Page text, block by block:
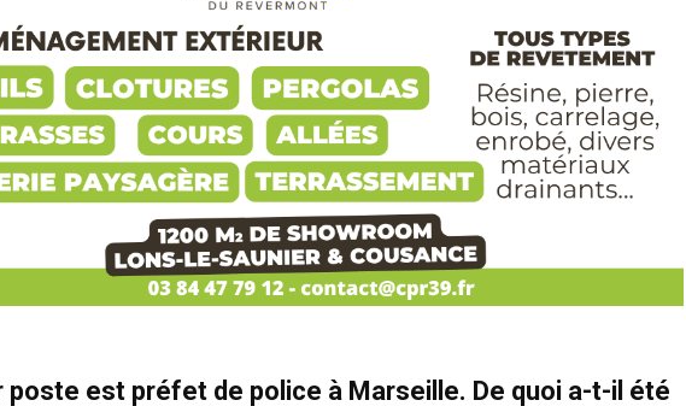
poste est préfet de police à Marseille. De quoi a-t-il été